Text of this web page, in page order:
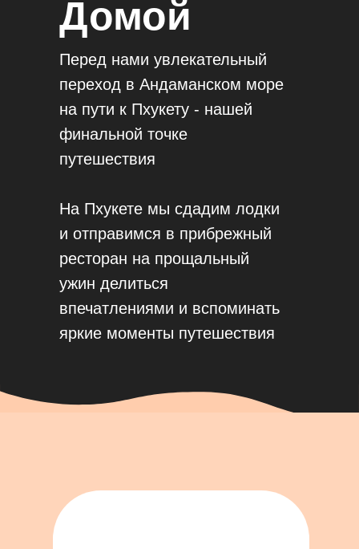
Домой
Перед нами увлекательный
переход в Андаманском море
на пути к Пхукету - нашей
финальной точке
путешествия
На Пхукете мы сдадим лодки
и отправимся в прибрежный
ресторан на прощальный
ужин делиться
впечатлениями и вспоминать
яркие моменты путешествия